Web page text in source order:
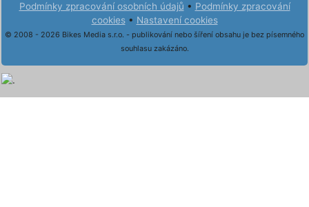
Podmínky zpracování osobních údajů • Podmínky zpracování
cookies• Nastavení cookies
© 2008 - 2026 Bikes Media s.r.o. - publikování nebo šíření obsahu je bez písemného
souhlasu zakázáno.